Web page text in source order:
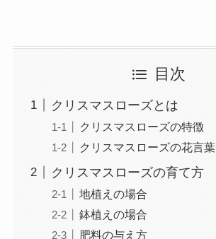
目次
クリスマスローズとは
クリスマスローズの特徴
クリスマスローズの花言葉
クリスマスローズの育て方
地植えの場合
鉢植えの場合
肥料の与え方